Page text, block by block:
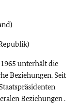
unterhält die
Beziehungen. Seit
Beziehungen .